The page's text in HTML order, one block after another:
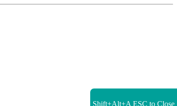
Shift+Alt+A ESC to Close